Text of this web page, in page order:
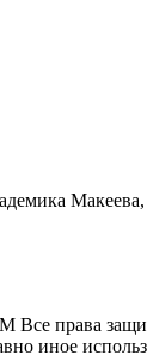
права
иное